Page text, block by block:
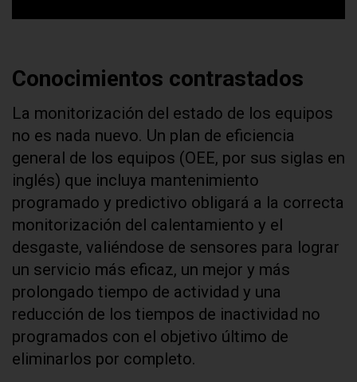
Conocimientos contrastados
La monitorización del estado de los equipos
no es nada nuevo. Un plan de eficiencia
general de los equipos (OEE, por sus siglas en
inglés) que incluya mantenimiento
programado y predictivo obligará a la correcta
monitorización del calentamiento y el
desgaste, valiéndose de sensores para lograr
un servicio más eficaz, un mejor y más
prolongado tiempo de actividad y una
reducción de los tiempos de inactividad no
programados con el objetivo último de
eliminarlos por completo.